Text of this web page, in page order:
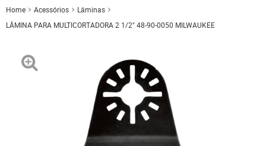
Home Acessórios
Lâminas
LÂMINA PARA MULTICORTADORA 2 1/2" 48-90-0050 MILWAUKEE